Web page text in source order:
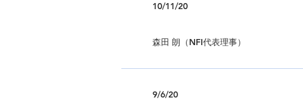
10/11/20
森田 朗（NFI代表理事）
9/6/20